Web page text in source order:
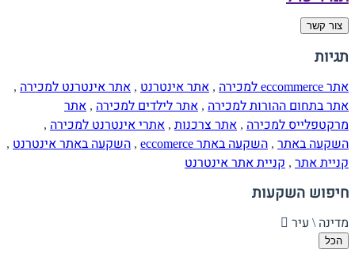
צור קשר
תגיות
אתר eccommerce למכירה , אתר אינטרנט , אתר אינטרנט למכירה ,
אתר בתחום ההורות למכירה , אתר לילדים למכירה , אתר
מרקטפלייס למכירה , אתר צרכנות , אתרי אינטרנט למכירה ,
השקעה באתר , השקעה באתר eccomerce , השקעה באתר אינטרנט ,
קניית אתר , קניית אתר אינטרנט
חיפוש השקעות
מדינה \ עיר
הכל